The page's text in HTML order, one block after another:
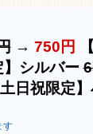
→ 750円
】シルバー
土日祝限定
す